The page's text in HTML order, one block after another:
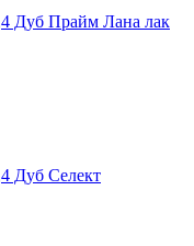
Дуб Прайм Лана лак
Дуб Селект